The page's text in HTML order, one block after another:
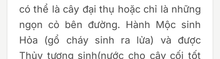
có thể là cây đại thụ hoặc chỉ là những
ngọn cỏ bên đường. Hành Mộc sinh
Hỏa (gổ cháy sinh ra lửa) và được
Thủy tương sinh(nước cho cây cối tốt